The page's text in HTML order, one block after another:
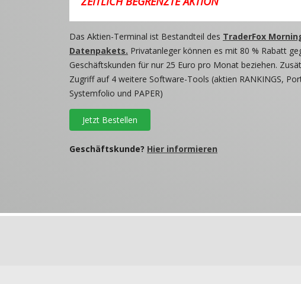
Das Aktien-Terminal ist Bestandteil des TraderFox
Datenpakets. Privatanleger können es mit 80 % Rabatt
Geschäftskunden für nur 25 Euro pro Monat beziehen.
Zugriff auf 4 weitere Software-Tools (aktien RANKINGS,
Systemfolio und PAPER)
Jetzt Bestellen
Geschäftskunde? Hier informieren